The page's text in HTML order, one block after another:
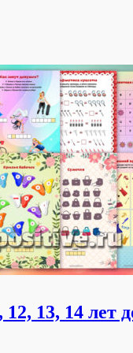
12, 13, 14 лет